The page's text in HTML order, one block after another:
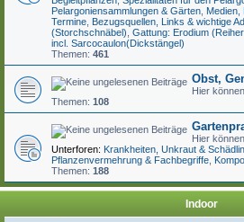
Pelargoniensammlungen & Gärten Medien,
Termine Bezugsquellen, Links & wichtige
(Storchschnäbel) Gattung: Erodium
incl. Sarcocaulon(Dickstängel)
Themen: 461
Obst,
Hier
Themen: 108
Hier
Unterforen: Krankheiten, Unkraut &
Pflanzenvermehrung & Fachbegriffe
Themen: 188
Indoor